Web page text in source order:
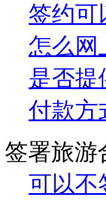
签约可
怎么网
是否提
付款方
签署旅游
可以不